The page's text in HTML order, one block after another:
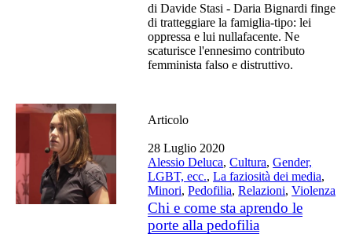
di Davide Stasi - Daria Bignardi finge
di tratteggiare la famiglia-tipo: lei
oppressa e lui nullafacente. Ne
scaturisce l'ennesimo contributo
femminista falso e distruttivo.
Articolo
28 Luglio 2020
Alessio Deluca,Cultura,Gender,
LGBT, ecc.,La faziosità dei media,
Minori,Pedofilia,Relazioni,Violenza
Chi e come sta aprendo le
porte alla pedofilia